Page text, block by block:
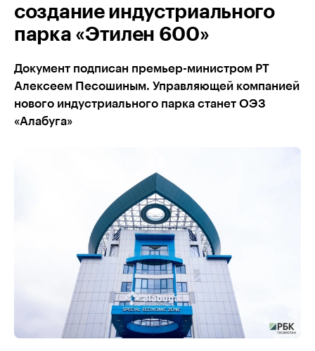
создание индустриального
парка «Этилен 600»
Документ подписан премьер-министром РТ
Алексеем Песошиным. Управляющей компанией
нового индустриального парка станет ОЭЗ
«Алабуга»